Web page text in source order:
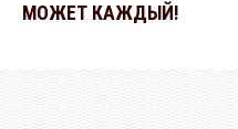
МОЖЕТ КАЖДЫЙ!